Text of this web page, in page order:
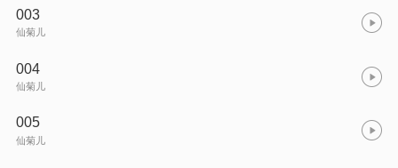
003
仙菊儿
004
仙菊儿
005
仙菊儿